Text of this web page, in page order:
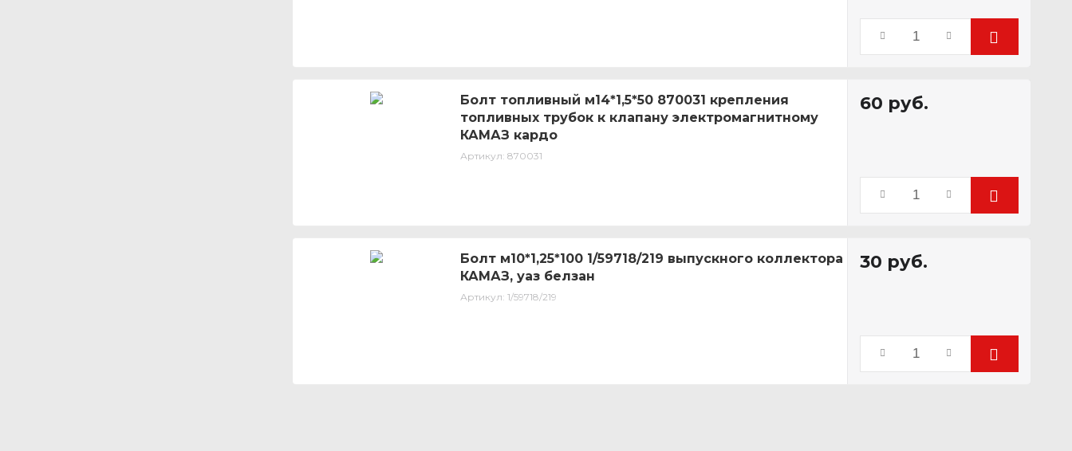
Болт топливный м14*1,5*50 870031 крепления
топливных трубок к клапану электромагнитному
КАМАЗ кардо
Артикул: 870031
60 руб.
Болт м10*1,25*100 1/59718/219 выпускного коллектора
КАМАЗ, уаз белзан
Артикул: 1/59718/219
30 руб.